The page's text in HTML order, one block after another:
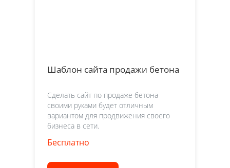
Шаблон сайта продажи бетона
Сделать сайт по продаже бетона
своими руками будет отличным
вариантом для продвижения своего
бизнеса в сети.
Бесплатно